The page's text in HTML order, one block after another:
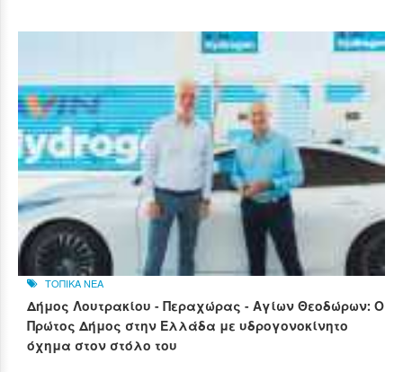
ΤΟΠΙΚΑ ΝΕΑ
Δήμος Λουτρακίου - Περαχώρας - Αγίων Θεοδώρων: Ο
Πρώτος Δήμος στην Ελλάδα με υδρογονοκίνητο
όχημα στον στόλο του